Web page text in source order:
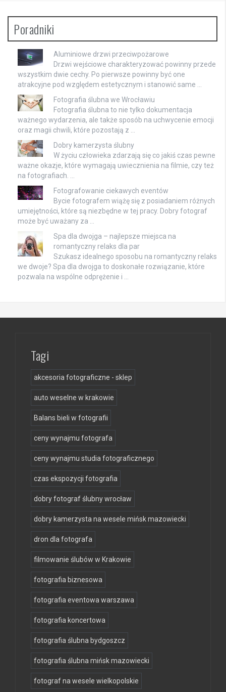
Poradniki
Aluminiowe drzwi przeciwpożarowe
Drzwi wejściowe charakteryzować powinny przede
wszystkim dwie cechy. Po pierwsze powinny być one
atrakcyjne pod względem estetycznym i stanowić same …
Fotografia ślubna we Wrocławiu
Fotografia ślubna to nie tylko dokumentacja
ważnego wydarzenia, ale także sposób na uchwycenie emocji
oraz magii chwili, które pozostają z …
Dobry kamerzysta ślubny
W życiu człowieka zdarzają się co jakiś czas pewne
ważne okazje, które wymagają uwiecznienia na filmie, czy też
na fotografiach. …
Fotografowanie ciekawych eventów
Bycie fotografem wiążę się z posiadaniem różnych
umiejętności, które są niezbędne w tej pracy. Dobry fotograf
może być uważany za …
Spa dla dwojga – najlepsze miejsca na
romantyczny relaks dla par
Szukasz idealnego sposobu na romantyczny relaks
we dwoje? Spa dla dwojga to doskonałe rozwiązanie, które
pozwala na wspólne odprężenie i …
Tagi
akcesoria fotograficzne - sklep
auto weselne w krakowie
Balans bieli w fotografii
ceny wynajmu fotografa
ceny wynajmu studia fotograficznego
czas ekspozycji fotografia
dobry fotograf ślubny wrocław
dobry kamerzysta na wesele mińsk mazowiecki
dron dla fotografa
filmowanie ślubów w Krakowie
fotografia biznesowa
fotografia eventowa warszawa
fotografia koncertowa
fotografia ślubna bydgoszcz
fotografia ślubna mińsk mazowiecki
fotograf na wesele wielkopolskie